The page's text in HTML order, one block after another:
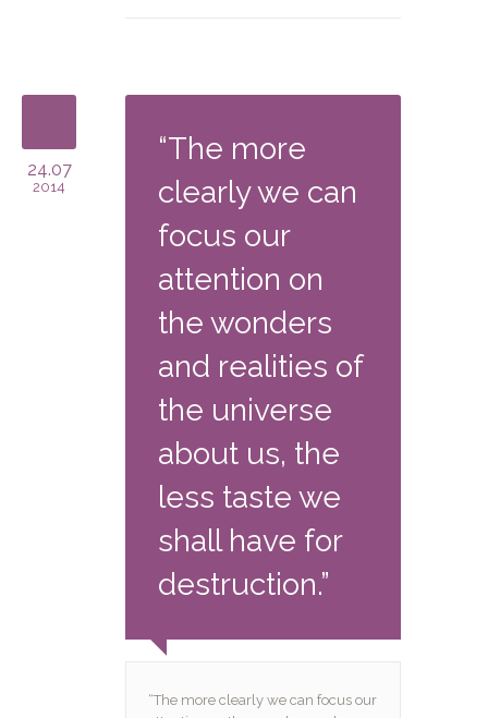
24.07
2014
“The more
clearly we can
focus our
attention on
the wonders
and realities of
the universe
about us, the
less taste we
shall have for
destruction.”
“The more clearly we can focus our